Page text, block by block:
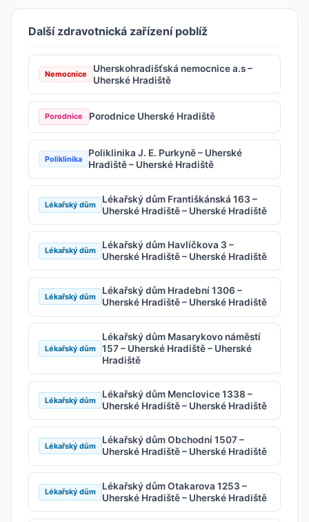
Další zdravotnická zařízení poblíž
Nemocnice
Uherskohradišťská nemocnice a.s –
Uherské Hradiště
Porodnice Porodnice Uherské Hradiště
Poliklinika
Poliklinika J. E. Purkyně – Uherské
Hradiště – Uherské Hradiště
Lékařský dům
Lékařský dům Františkánská 163 –
Uherské Hradiště – Uherské Hradiště
Lékařský dům
Lékařský dům Havlíčkova 3 –
Uherské Hradiště – Uherské Hradiště
Lékařský dům
Lékařský dům Hradební 1306 –
Uherské Hradiště – Uherské Hradiště
Lékařský dům
Lékařský dům Masarykovo náměstí
157 – Uherské Hradiště – Uherské
Hradiště
Lékařský dům
Lékařský dům Menclovice 1338 –
Uherské Hradiště – Uherské Hradiště
Lékařský dům
Lékařský dům Obchodní 1507 –
Uherské Hradiště – Uherské Hradiště
Lékařský dům
Lékařský dům Otakarova 1253 –
Uherské Hradiště – Uherské Hradiště